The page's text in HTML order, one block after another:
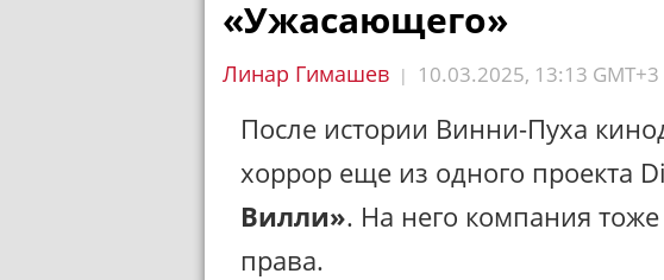
«Ужасающего»
Линар Гимашев | 10.03.2025, 13:13 GMT+3
После истории Винни-Пуха
хоррор еще из одного проекта
Вилли». На него компания
права.